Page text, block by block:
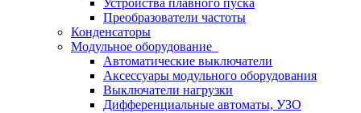
Устройства плавного пуска
Преобразователи частоты
Конденсаторы
Модульное оборудование
Автоматические выключатели
Аксессуары модульного оборудования
Выключатели нагрузки
Дифференциальные автоматы, УЗО